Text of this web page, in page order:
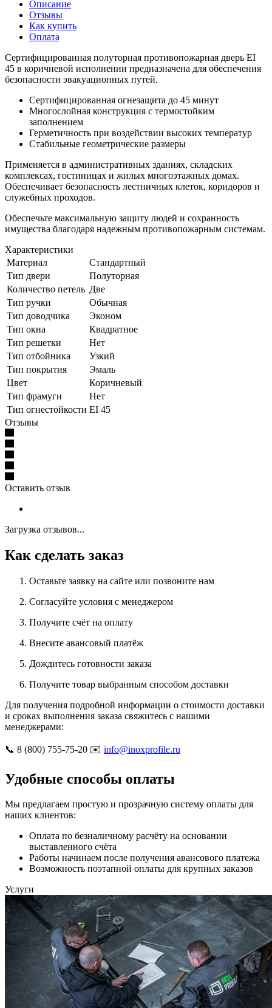
Описание
Отзывы
Как купить
Оплата
Сертифицированная полуторная противопожарная дверь EI
45 в коричневой исполнении предназначена для обеспечения
безопасности эвакуационных путей.
Сертифицированная огнезащита до 45 минут
Многослойная конструкция с термостойким
заполнением
Герметичность при воздействии высоких температур
Стабильные геометрические размеры
Применяется в административных зданиях, складских
комплексах, гостиницах и жилых многоэтажных домах.
Обеспечивает безопасность лестничных клеток, коридоров и
служебных проходов.
Обеспечьте максимальную защиту людей и сохранность
имущества благодаря надежным противопожарным системам.
Характеристики
Материал
Стандартный
Тип двери
Полуторная
Количество петель Две
Тип ручки
Обычная
Тип доводчика
Эконом
Тип окна
Квадратное
Тип решетки
Нет
Тип отбойника
Узкий
Тип покрытия
Эмаль
Цвет
Коричневый
Тип фрамуги
Нет
Тип огнестойкости EI 45
Отзывы
Оставить отзыв
Загрузка отзывов...
Как сделать заказ
Оставьте заявку на сайте или позвоните нам
Согласуйте условия с менеджером
Получите счёт на оплату
Внесите авансовый платёж
Дождитесь готовности заказа
Получите товар выбранным способом доставки
Для получения подробной информации о стоимости доставки
и сроках выполнения заказа свяжитесь с нашими
менеджерами:
📞 8 (800) 755-75-20 ✉️ info@inoxprofile.ru
Удобные способы оплаты
Мы предлагаем простую и прозрачную систему оплаты для
наших клиентов:
Оплата по безналичному расчёту на основании
выставленного счёта
Работы начинаем после получения авансового платежа
Возможность поэтапной оплаты для крупных заказов
Услуги